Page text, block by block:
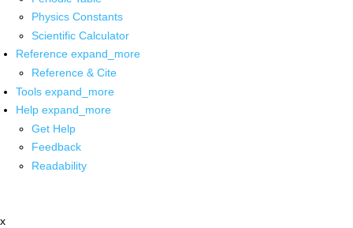
Physics Constants
Scientific Calculator
Reference expand_more
Reference & Cite
Tools expand_more
Help expand_more
Get Help
Feedback
Readability
x